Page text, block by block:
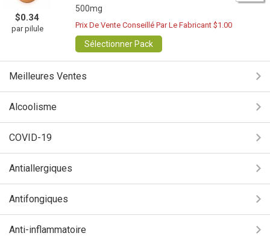
$0.34
par pilule
500mg
Prix De Vente Conseillé Par Le Fabricant $1.00
Sélectionner Pack
Meilleures Ventes
Alcoolisme
COVID-19
Antiallergiques
Antifongiques
Anti-inflammatoire